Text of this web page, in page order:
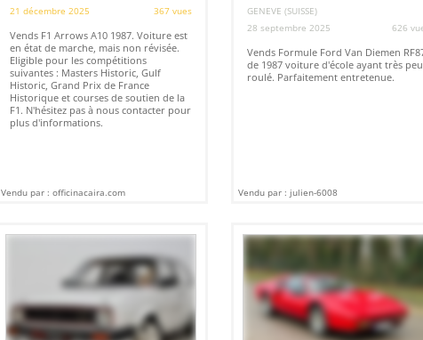
21 décembre 2025 367 vues
Vends F1 Arrows A10 1987. Voiture est
en état de marche, mais non révisée.
Eligible pour les compétitions
suivantes : Masters Historic, Gulf
Historic, Grand Prix de France
Historique et courses de soutien de la
F1. N'hésitez pas à nous contacter pour
plus d'informations.
Vendu par : officinacaira.com
GENEVE (SUISSE)
28 septembre 2025
626
Vends Formule Ford Van Diemen
de 1987 voiture d'école ayant très peu
roulé. Parfaitement entretenue.
Vendu par : julien-6008